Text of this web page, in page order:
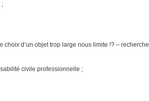
;
choix d’un objet trop large nous limite !? – recherche
civile professionnelle ;